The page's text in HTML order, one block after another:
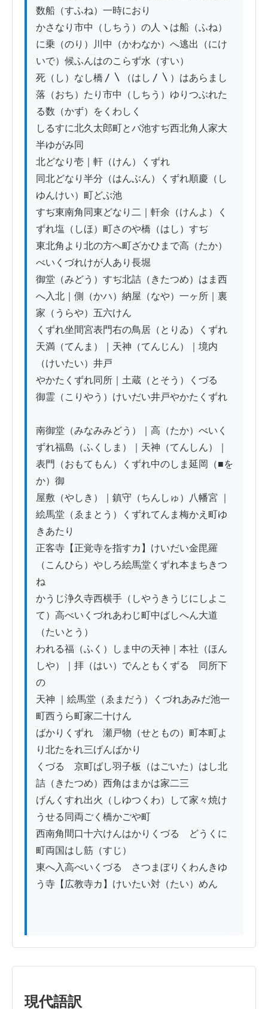
数船（すふね）一時におり
かさなり市中（しちう）の人ヽは船（ふね）
に乗（のり）川中（かわなか）へ逃出（にけ
いで）候ふんはのこらず水（すい）
死（し）なし橋〳〵（はし〳〵）はあらまし
落（おち）たり市中（しちう）ゆりつぶれた
る数（かず）をくわしく
しるすに北久太郎町とバ池すぢ西北角人家大
半ゆがみ同
北どなり壱｜軒（けん）くずれ
同北どなり半分（はんぶん）くずれ順慶（し
ゆんけい）町どぶ池
すぢ東南角同東どなり二｜軒余（けんよ）く
ずれ塩（しほ）町さのや橋（はし）すぢ
東北角より北の方へ町ざかひまで高（たか）
べいくづれけが人あり長堀
御堂（みどう）すぢ北詰（きたつめ）はま西
へ入北｜側（かハ）納屋（なや）一ヶ所｜裏
家（うらや）五六けん
くずれ坐間宮表門右の鳥居（とりゐ）くずれ
天満（てんま）｜天神（てんじん）｜境内
（けいたい）井戸
やかたくずれ同所｜土蔵（とそう）くづるゝ
御霊（こりやう）けいだい井戸やかたくずれ
南御堂（みなみみどう）｜高（たか）べいく
ずれ福島（ふくしま）｜天神（てんしん）｜
表門（おもてもん）くずれ中のしま延岡（■を
か）御
屋敷（やしき）｜鎮守（ちんしゅ）八幡宮 ｜
絵馬堂（ゑまとう）くずれてんま梅かえ町ゆ
きあたり
正客寺【正覚寺を指すカ】けいだい金毘羅
（こんひら）やしろ絵馬堂くずれ本まちきつ
ね
かうじ浄久寺西横手（しやうきうじにしよこ
て）高べいくづれあわじ町中ばしへん大道
（たいとう）
われる福（ふく）しま中の天神｜本社（ほん
しや）｜拝（はい）でんともくずるゝ同所下
の
天神 ｜絵馬堂（ゑまだう）くづれあみだ池一
町西うら町家二十けん
ばかりくずれ　瀬戸物（せともの）町本町よ
り北たをれ三げんばかり
くづるゝ京町ばし羽子板（はごいた）はし北
詰（きたつめ）西角はまかは家二三
げんくすれ出火（しゆつくわ）して家々焼け
うせる同両ごく橋かごや町
西南角間口十六けんはかりくづるゝどうくに
町両国はし筋（すじ）
東へ入高べいくづるゝさつまぼりくわんきゆ
う寺【広教寺カ】けいたい対（たい）めん
現代語訳